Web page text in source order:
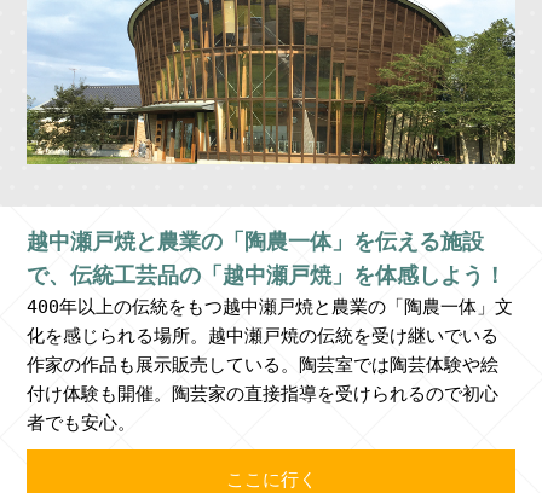
越中瀬戸焼と農業の「陶農一体」を伝える施設
で、伝統工芸品の「越中瀬戸焼」を体感しよう！
400年以上の伝統をもつ越中瀬戸焼と農業の「陶農一体」文
化を感じられる場所。越中瀬戸焼の伝統を受け継いでいる
作家の作品も展示販売している。陶芸室では陶芸体験や絵
付け体験も開催。陶芸家の直接指導を受けられるので初心
者でも安心。
ここに行く